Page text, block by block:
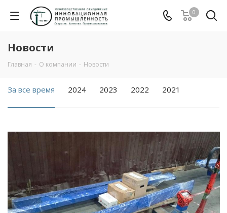
0
Новости
Главная - О компании - Новости
За все время 2024 2023 2022 2021